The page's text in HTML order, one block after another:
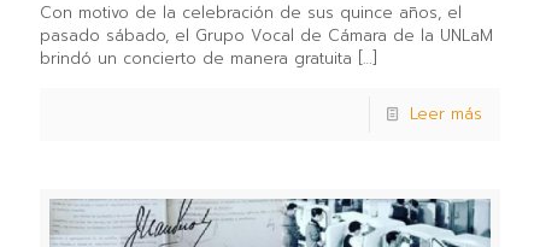
Con motivo de la celebración de sus quince años, el
pasado sábado, el Grupo Vocal de Cámara de la UNLaM
brindó un concierto de manera gratuita […]
Leer más